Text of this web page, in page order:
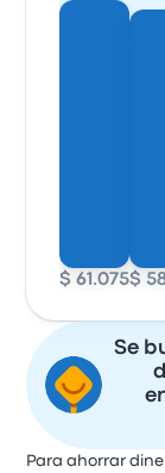
$ 61.075$
Se
Para ahorrar